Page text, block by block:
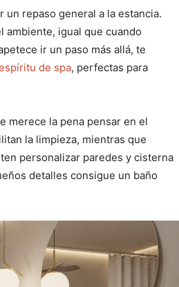
un repaso general a la estancia.
ambiente, igual que cuando
ir un paso más allá, te
de spa, perfectas para
merece la pena pensar en el
la limpieza, mientras que
personalizar paredes y cisterna
detalles consigue un baño